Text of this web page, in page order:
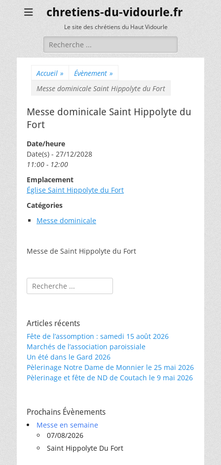
chretiens-du-vidourle.fr
Le site des chrétiens du Haut Vidourle
Rechercher :
Accueil » Évènement »
Messe dominicale Saint Hippolyte du Fort
Messe dominicale Saint Hippolyte du
Fort
Date/heure
Date(s) - 27/12/2028
11:00 - 12:00
Emplacement
Église Saint Hippolyte du Fort
Catégories
Messe dominicale
Messe de Saint Hippolyte du Fort
Rechercher :
Articles récents
Fête de l’assomption : samedi 15 août 2026
Marchés de l’association paroissiale
Un été dans le Gard 2026
Pèlerinage Notre Dame de Monnier le 25 mai 2026
Pèlerinage et fête de ND de Coutach le 9 mai 2026
Prochains Évènements
Messe en semaine
07/08/2026
Saint Hippolyte Du Fort